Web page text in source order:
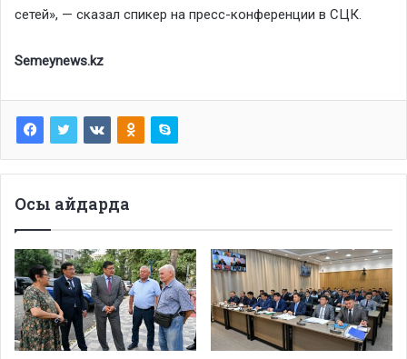
сетей», — сказал спикер на пресс-конференции в СЦК.
Semeynews.kz
Осы айдарда